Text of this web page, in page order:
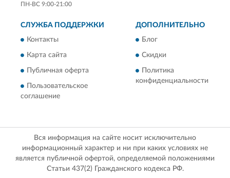
ПН-ВС 9:00-21:00
СЛУЖБА ПОДДЕРЖКИ
Контакты
Карта сайта
Публичная оферта
Пользовательское
соглашение
ДОПОЛНИТЕЛЬНО
Блог
Скидки
Политика
конфиденциальности
Вся информация на сайте носит исключительно
информационный характер и ни при каких условиях не
является публичной офертой, определяемой положениями
Статьи 437(2) Гражданского кодекса РФ.